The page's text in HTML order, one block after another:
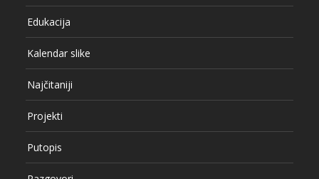
Edukacija
Kalendar slike
Najčitaniji
Projekti
Putopis